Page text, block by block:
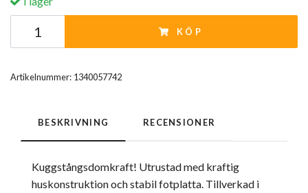
KÖP
Artikelnummer: 1340057742
BESKRIVNING RECENSIONER
Kuggstångsdomkraft! Utrustad med kraftig
huskonstruktion och stabil fotplatta. Tillverkad i